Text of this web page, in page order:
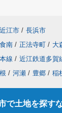
江市 / 長浜市
南 / 正法寺町 / 大
線 / 近江鉄道多賀
/ 河瀬 / 豊郷 / 稲
で土地を探す